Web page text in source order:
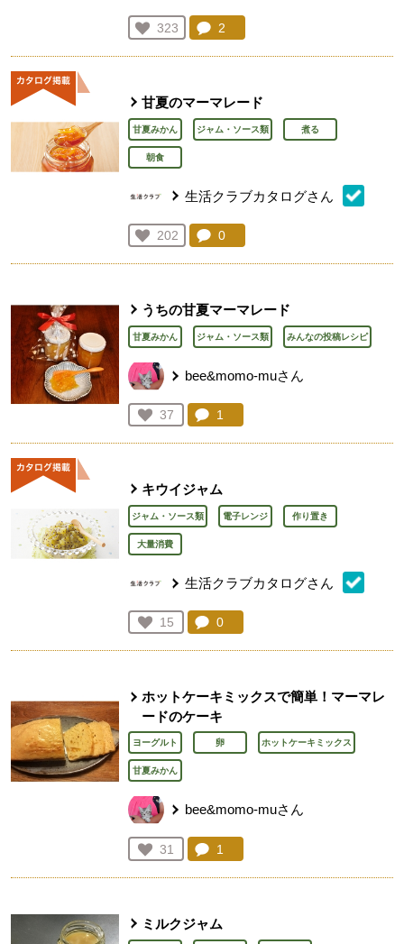
お気に入り登録：
323
人が登録
コメント：
2
甘夏のマーマレード
甘夏みかん ジャム・ソース類 煮る
朝食
生活クラブカタログさん
お気に入り登録：
202
人が登録
コメント：
0
うちの甘夏マーマレード
甘夏みかん ジャム・ソース類 みんなの投稿レシピ
bee&momo-muさん
お気に入り登録：
37
人が登録
コメント：
1
キウイジャム
ジャム・ソース類 電子レンジ 作り置き
大量消費
生活クラブカタログさん
お気に入り登録：
15
人が登録
コメント：
0
ホットケーキミックスで簡単！マーマレ
ードのケーキ
ヨーグルト 卵 ホットケーキミックス
甘夏みかん
bee&momo-muさん
お気に入り登録：
31
人が登録
コメント：
1
ミルクジャム